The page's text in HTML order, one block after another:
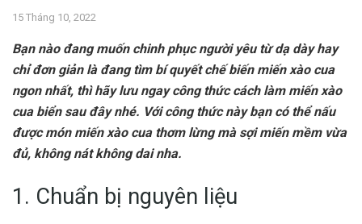
15 Tháng 10, 2022
Bạn nào đang muốn chinh phục người yêu từ dạ dày hay
chỉ đơn giản là đang tìm bí quyết chế biến miến xào cua
ngon nhất, thì hãy lưu ngay công thức cách làm miến xào
cua biển sau đây nhé. Với công thức này bạn có thể nấu
được món miến xào cua thơm lừng mà sợi miến mềm vừa
đủ, không nát không dai nha.
1. Chuẩn bị nguyên liệu